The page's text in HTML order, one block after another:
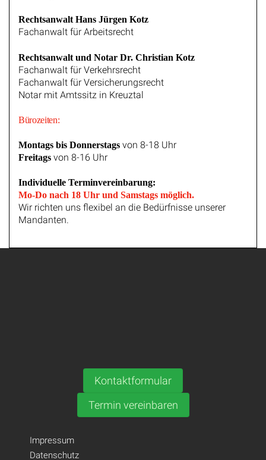
Rechtsanwalt Hans Jürgen Kotz
Fachanwalt für Arbeitsrecht
Rechtsanwalt und Notar Dr. Christian Kotz
Fachanwalt für Verkehrsrecht
Fachanwalt für Versicherungsrecht
Notar mit Amtssitz in Kreuztal
Bürozeiten:
Montags bis Donnerstags von 8-18 Uhr
Freitags von 8-16 Uhr
Individuelle Terminvereinbarung:
Mo-Do nach 18 Uhr und Samstags möglich.
Wir richten uns flexibel an die Bedürfnisse unserer
Mandanten.
Kontaktformular
Termin vereinbaren
Impressum
Datenschutz